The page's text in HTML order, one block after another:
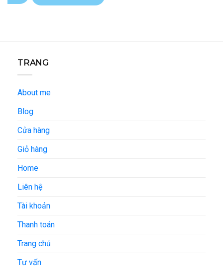
TRANG
About me
Blog
Cửa hàng
Giỏ hàng
Home
Liên hệ
Tài khoản
Thanh toán
Trang chủ
Tư vấn